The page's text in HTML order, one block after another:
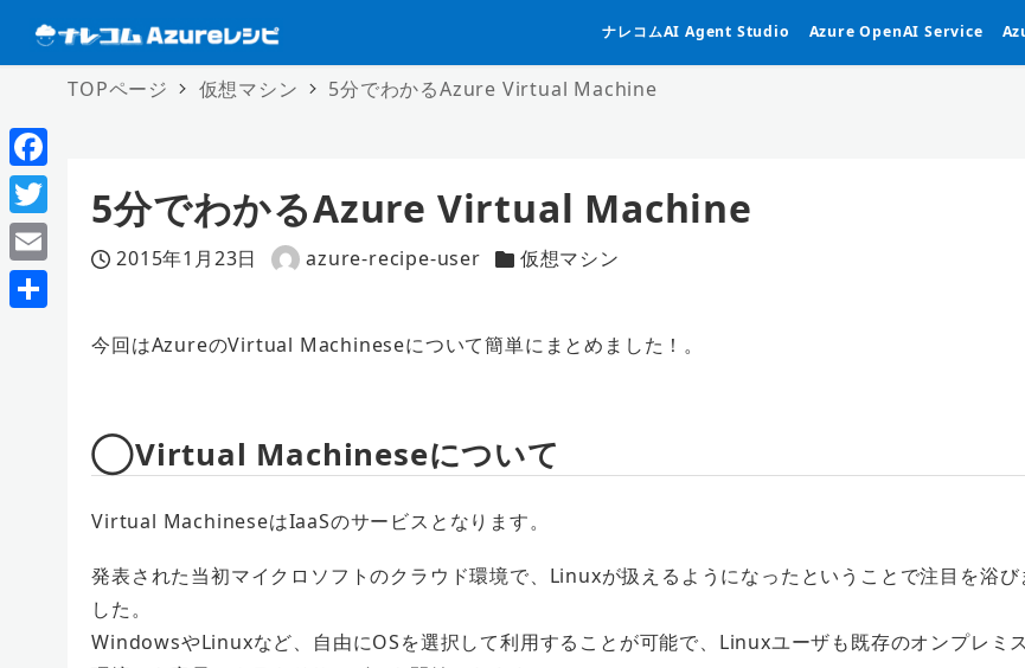
ナレコムAI Agent Studio Azure OpenAI Service
TOPページ 仮想マシン 5分でわかるAzure Virtual Machine
5分でわかるAzure Virtual Machine
投稿日
2015年1月23日
著
azure-recipe-user
カテゴリー
仮想マシン
今回はAzureのVirtual Machineseについて簡単にまとめました！。
◯Virtual Machineseについて
Virtual MachineseはIaaSのサービスとなります。
発表された当初マイクロソフトのクラウド環境で、Linuxが扱えるようになったということで注目を浴び
した。
WindowsやLinuxなど、自由にOSを選択して利用することが可能で、Linuxユーザも既存のオンプレミス
F
a
c
e
T
w
i
E